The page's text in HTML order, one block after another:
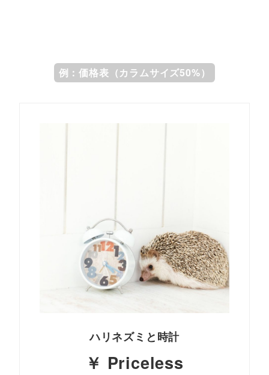
例：価格表（カラムサイズ50%）
ハリネズミと時計
￥ Priceless